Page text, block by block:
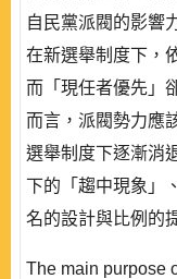
自民黨派閥的影響
在新選舉制度下，
而「現任者優先」
而言，派閥勢力應
選舉制度下逐漸消
下的「趨中現象」
名的設計與比例的
The main purpose